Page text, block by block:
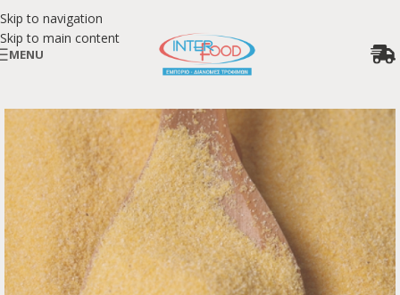
Skip to navigation
Skip to main content
MENU